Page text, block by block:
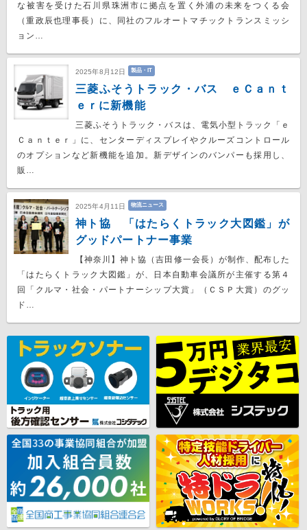
な被害を受けた石川県珠洲市に拠点を置く外浦の未来をつくる会
（重政辰也理事長）に、同社のフルオートマチックトランスミッシ
ョン…
2025年8月12日 製品・IT
三菱ふそうトラック・バス ｅＣａｎｔ
ｅｒに新機能
三菱ふそうトラック・バスは、電気小型トラック「ｅ
Ｃａｎｔｅｒ」に、センターディスプレイやクルーズコントロール
のオプションなど新機能を追加。新デザインのバンパーも採用し、
販…
2025年4月11日 物流ニュース
神ト協 「はたらくトラック大図鑑」が
グッドパートナー事業
【神奈川】神ト協（吉田修一会長）が制作、配布した
「はたらくトラック大図鑑」が、日本自動車会議所が主催する第４
回「クルマ・社会・パートナーシップ大賞」（ＣＳＰ大賞）のグッ
ド…